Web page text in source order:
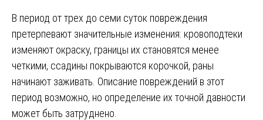
В период от трех до семи суток повреждения
претерпевают значительные изменения: кровоподтеки
изменяют окраску, границы их становятся менее
четкими, ссадины покрываются корочкой, раны
начинают заживать. Описание повреждений в этот
период возможно, но определение их точной давности
может быть затруднено.